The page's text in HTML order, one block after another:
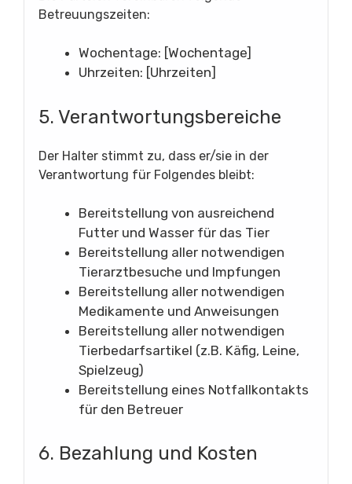
Betreuungszeiten:
Wochentage: [Wochentage]
Uhrzeiten: [Uhrzeiten]
5. Verantwortungsbereiche
Der Halter stimmt zu, dass er/sie in der
Verantwortung für Folgendes bleibt:
Bereitstellung von ausreichend
Futter und Wasser für das Tier
Bereitstellung aller notwendigen
Tierarztbesuche und Impfungen
Bereitstellung aller notwendigen
Medikamente und Anweisungen
Bereitstellung aller notwendigen
Tierbedarfsartikel (z.B. Käfig, Leine,
Spielzeug)
Bereitstellung eines Notfallkontakts
für den Betreuer
6. Bezahlung und Kosten